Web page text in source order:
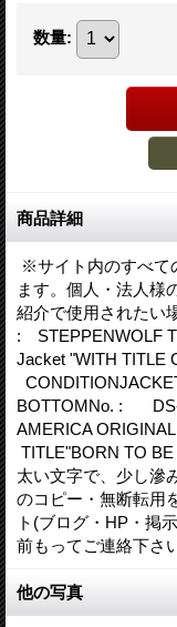
数量:
商品詳細
※サイト内のすべて
ます。個人・法人様
紹介で使用されたい
: STEPPENWOLF
Jacket "WITH TITLE
BOTTOMNo. :
AMERICA
TITLE"BORN TO
太い文字で、少し滲
のコピー・無断転用
ト(ブログ・HP・掲
前もってご連絡下さ
他の写真